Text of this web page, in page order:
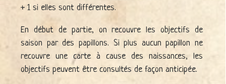
+ 1 si elles sont différentes.
En début de partie, on recouvre les objectifs de
saison par des papillons. Si plus aucun papillon ne
recouvre une carte à cause des naissances, les
objectifs peuvent être consultés de façon anticipée.